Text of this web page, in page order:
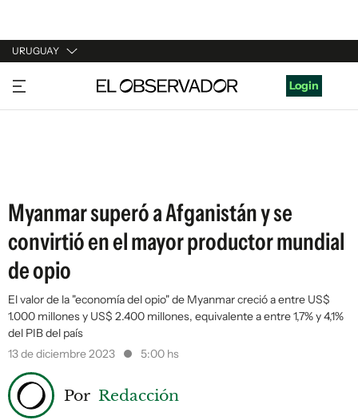
URUGUAY
URUGUAY
ARGENTINA
Login
Myanmar superó a Afganistán y se
convirtió en el mayor productor mundial
de opio
El valor de la "economía del opio" de Myanmar creció a entre US$
1.000 millones y US$ 2.400 millones, equivalente a entre 1,7% y 4,1%
del PIB del país
13 de diciembre 2023
5:00 hs
Por Redacción